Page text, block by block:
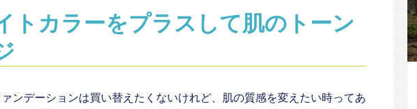
トカラーをプラスして肌のトーン
ンデーションは買い替えたくないけれど、肌の質感を変えたい時ってあ